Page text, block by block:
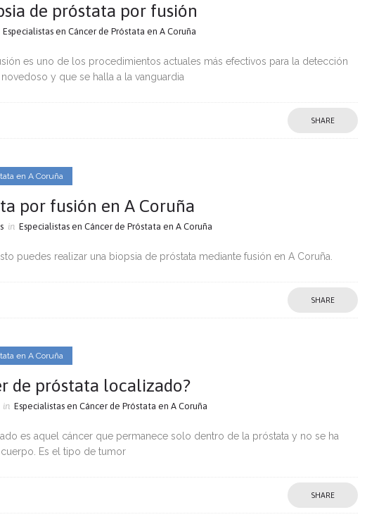
de próstata por fusión
Especialistas en Cáncer de Próstata en A Coruña
es uno de los procedimientos actuales más efectivos para la detección
y que se halla a la vanguardia
SHARE
en A Coruña
por fusión en A Coruña
in Especialistas en Cáncer de Próstata en A Coruña
puedes realizar una biopsia de próstata mediante fusión en A Coruña.
SHARE
en A Coruña
de próstata localizado?
in Especialistas en Cáncer de Próstata en A Coruña
es aquel cáncer que permanece solo dentro de la próstata y no se ha
Es el tipo de tumor
SHARE